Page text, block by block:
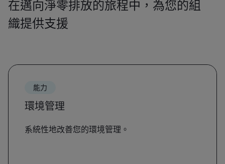
在邁向淨零排放的旅程中，為您的組
織提供支援
能力
環境管理
系統性地改善您的環境管理。